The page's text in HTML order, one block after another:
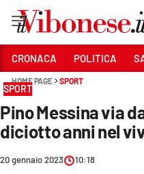
Sezioni
CRONACA
POLITICA
SANITÀ
CRONACA POLITICA
HOME PAGE SPORT
SPORT
Pino Messina via
diciotto anni nel
20 gennaio 2023 10:18